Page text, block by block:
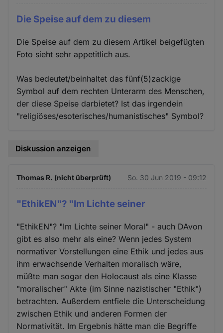
Die Speise auf dem zu diesem
Die Speise auf dem zu diesem Artikel beigefügten
Foto sieht sehr appetitlich aus.
Was bedeutet/beinhaltet das fünf(5)zackige
Symbol auf dem rechten Unterarm des Menschen,
der diese Speise darbietet? Ist das irgendein
"religiöses/esoterisches/humanistisches" Symbol?
Diskussion anzeigen
Thomas R. (nicht überprüft) So. 30 Jun 2019 - 09:12
"EthikEN"? "Im Lichte seiner
"EthikEN"? "Im Lichte seiner Moral" - auch DAvon
gibt es also mehr als eine? Wenn jedes System
normativer Vorstellungen eine Ethik und jedes aus
ihm erwachsende Verhalten moralisch wäre,
müßte man sogar den Holocaust als eine Klasse
"moralischer" Akte (im Sinne nazistischer "Ethik")
betrachten. Außerdem entfiele die Unterscheidung
zwischen Ethik und anderen Formen der
Normativität. Im Ergebnis hätte man die Begriffe